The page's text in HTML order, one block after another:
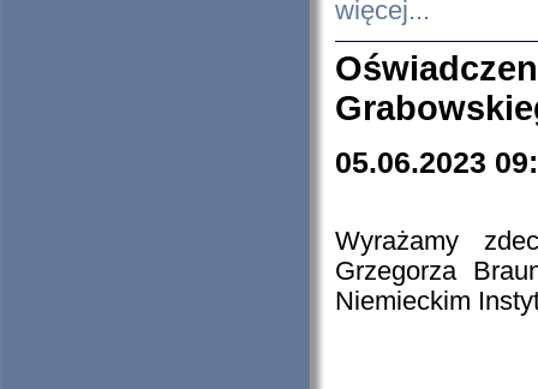
więcej...
05.06.2023
Wyrażamy
Grzegorza
Niemieckim